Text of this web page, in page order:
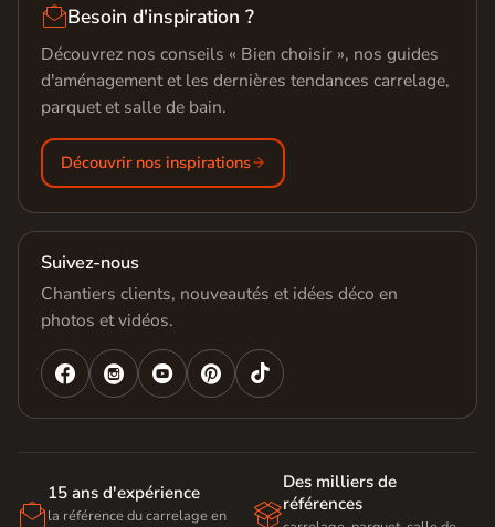
Besoin d'inspiration ?
Découvrez nos conseils « Bien choisir », nos guides
d'aménagement et les dernières tendances carrelage,
parquet et salle de bain.
Découvrir nos inspirations
Suivez-nous
Chantiers clients, nouveautés et idées déco en
photos et vidéos.
   

15 ans d'expérience
la référence du carrelage en 
Des milliers de
références